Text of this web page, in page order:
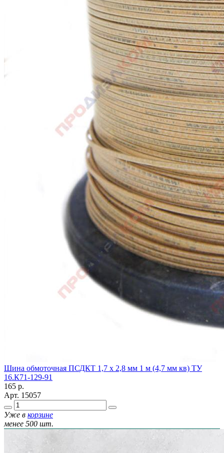
Шина обмоточная ПСДКТ 1,7 х 2,8 мм 1 м (4,7 мм кв) ТУ
16.К71-129-91
165 р.
Арт. 15057
Уже в корзине
менее 500 шт.